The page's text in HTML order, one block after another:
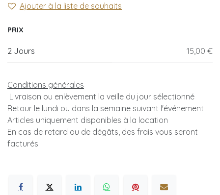
Ajouter à la liste de souhaits
PRIX
2 Jours 15,00 €
Conditions générales
Livraison ou enlèvement la veille du jour sélectionné
Retour le lundi ou dans la semaine suivant l'événement
Articles uniquement disponibles à la location
En cas de retard ou de dégâts, des frais vous seront
facturés